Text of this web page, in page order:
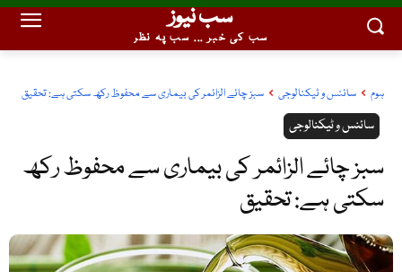
سب نیوز
سب کی خبر ... سب پہ نظر
ہوم سائنس و ٹیکنالوجی سبز چائے الزائمر کی بیماری سے محفوظ رکھ سکتی ہے: تحقیق
سائنس و ٹیکنالوجی
سبز چائے الزائمر کی بیماری سے محفوظ رکھ
سکتی ہے: تحقیق